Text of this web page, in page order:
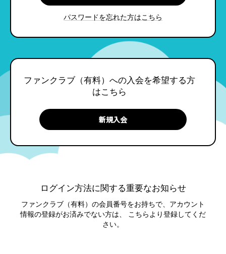
パスワードを忘れた方はこちら
ファンクラブ（有料）への入会を希望する方
はこちら
ログイン方法に関する重要なお知らせ
ファンクラブ（有料）の会員番号をお持ちで、アカウント
情報の登録がお済みでない方は、 こちらより登録してくだ
さい。